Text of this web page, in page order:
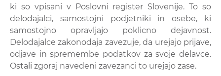
ki so vpisani v Poslovni register Slovenije. To so
delodajalci, samostojni podjetniki in osebe, ki
samostojno opravljajo poklicno dejavnost.
Delodajalce zakonodaja zavezuje, da urejajo prijave,
odjave in spremembe podatkov za svoje delavce.
Ostali zgoraj navedeni zavezanci to urejajo zase.